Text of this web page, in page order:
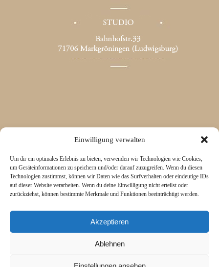
Einwilligung verwalten
Um dir ein optimales Erlebnis zu bieten, verwenden wir Technologien wie Cookies,
um Geräteinformationen zu speichern und/oder darauf zuzugreifen. Wenn du diesen
Technologien zustimmst, können wir Daten wie das Surfverhalten oder eindeutige IDs
auf dieser Website verarbeiten. Wenn du deine Einwilligung nicht erteilst oder
zurückziehst, können bestimmte Merkmale und Funktionen beeinträchtigt werden.
Akzeptieren
Ablehnen